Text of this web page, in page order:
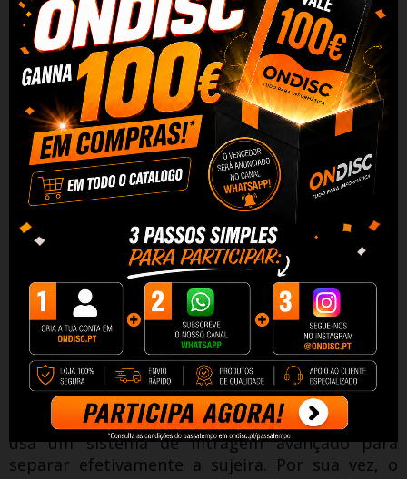
Limpeza confiável
O dispositivo permite uma limpeza eficaz em um
curto período de tempo, o que, se você tiver
mais gatos, garantirá que nenhum deles tenha
que esperar muito pela sua vez.A caixa de areia
usa um sistema de filtragem avançado para
separar efetivamente a sujeira. Por sua vez, o